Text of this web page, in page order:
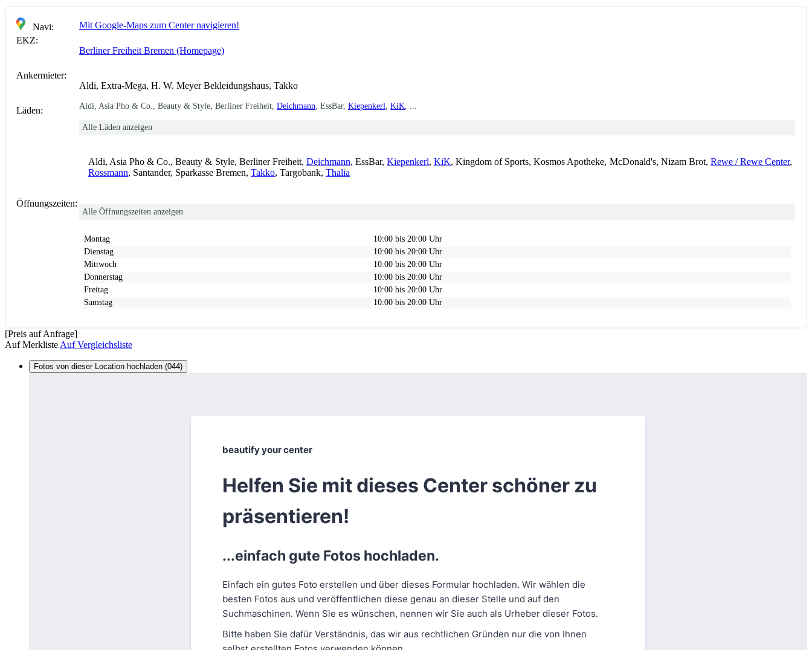
Navi:
Mit Google-Maps zum Center navigieren!
EKZ:
Berliner Freiheit Bremen (Homepage)
Ankermieter:
Aldi, Extra-Mega, H. W. Meyer Bekleidungshaus, Takko
Läden: Aldi, Asia Pho & Co., Beauty & Style, Berliner Freiheit, Deichmann , EssBar, Kiepenkerl KiK
Alle Läden anzeigen
Aldi, Asia Pho & Co., Beauty & Style, Berliner Freiheit, Deichmann, EssBar, Kiepenkerl,KiK, Kingdom of Sports, Kosmos Apotheke, McDonald's, Nizam Brot, Rewe / Rewe Center,
Rossmann, Santander, Sparkasse Bremen, Takko, Targobank, Thalia
Öffnungszeiten:
Alle Öffnungszeiten anzeigen
Montag
10:00 bis 20:00 Uhr
Dienstag
10:00 bis 20:00 Uhr
Mittwoch
10:00 bis 20:00 Uhr
Donnerstag
10:00 bis 20:00 Uhr
Freitag
10:00 bis 20:00 Uhr
Samstag
10:00 bis 20:00 Uhr
[Preis auf Anfrage]
Auf Merkliste Auf Vergleichsliste
Fotos von dieser Location hochladen (044)